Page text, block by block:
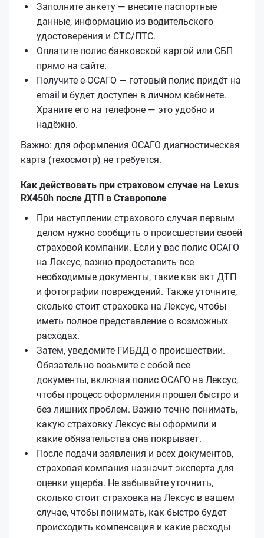
Заполните анкету — внесите паспортные
данные, информацию из водительского
удостоверения и СТС/ПТС.
Оплатите полис банковской картой или СБП
прямо на сайте.
Получите е‑ОСАГО — готовый полис придёт на
email и будет доступен в личном кабинете.
Храните его на телефоне — это удобно и
надёжно.
Важно: для оформления ОСАГО диагностическая
карта (техосмотр) не требуется.
Как действовать при страховом случае на Lexus
RX450h после ДТП в Ставрополе
При наступлении страхового случая первым
делом нужно сообщить о происшествии своей
страховой компании. Если у вас полис ОСАГО
на Лексус, важно предоставить все
необходимые документы, такие как акт ДТП
и фотографии повреждений. Также уточните,
сколько стоит страховка на Лексус, чтобы
иметь полное представление о возможных
расходах.
Затем, уведомите ГИБДД о происшествии.
Обязательно возьмите с собой все
документы, включая полис ОСАГО на Лексус,
чтобы процесс оформления прошел быстро и
без лишних проблем. Важно точно понимать,
какую страховку Лексус вы оформили и
какие обязательства она покрывает.
После подачи заявления и всех документов,
страховая компания назначит эксперта для
оценки ущерба. Не забывайте уточнить,
сколько стоит страховка на Лексус в вашем
случае, чтобы понимать, как быстро будет
происходить компенсация и какие расходы